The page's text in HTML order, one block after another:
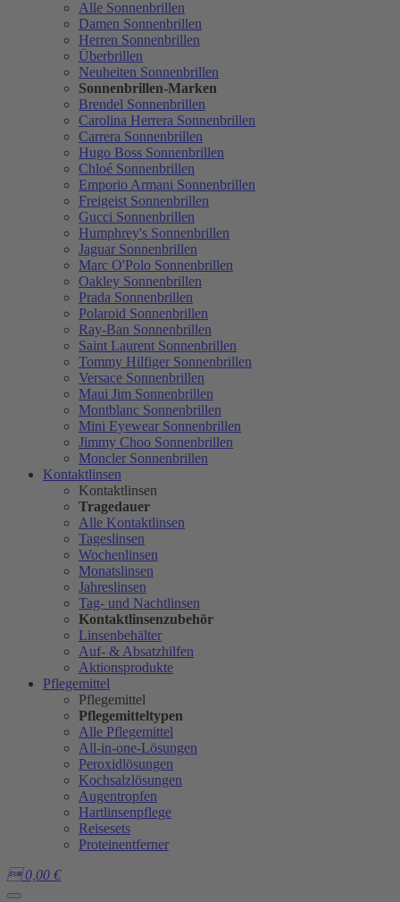
Alle Sonnenbrillen
Damen Sonnenbrillen
Herren Sonnenbrillen
Überbrillen
Neuheiten Sonnenbrillen
Sonnenbrillen-Marken
Brendel Sonnenbrillen
Carolina Herrera Sonnenbrillen
Carrera Sonnenbrillen
Hugo Boss Sonnenbrillen
Chloé Sonnenbrillen
Emporio Armani Sonnenbrillen
Freigeist Sonnenbrillen
Gucci Sonnenbrillen
Humphrey's Sonnenbrillen
Jaguar Sonnenbrillen
Marc O'Polo Sonnenbrillen
Oakley Sonnenbrillen
Prada Sonnenbrillen
Polaroid Sonnenbrillen
Ray-Ban Sonnenbrillen
Saint Laurent Sonnenbrillen
Tommy Hilfiger Sonnenbrillen
Versace Sonnenbrillen
Maui Jim Sonnenbrillen
Montblanc Sonnenbrillen
Mini Eyewear Sonnenbrillen
Jimmy Choo Sonnenbrillen
Moncler Sonnenbrillen
Kontaktlinsen
Kontaktlinsen
Tragedauer
Alle Kontaktlinsen
Tageslinsen
Wochenlinsen
Monatslinsen
Jahreslinsen
Tag- und Nachtlinsen
Kontaktlinsenzubehör
Linsenbehälter
Auf- & Absatzhilfen
Aktionsprodukte
Pflegemittel
Pflegemittel
Pflegemitteltypen
Alle Pflegemittel
All-in-one-Lösungen
Peroxidlösungen
Kochsalzlösungen
Augentropfen
Hartlinsenpflege
Reisesets
Proteinentferner
 0,00 €